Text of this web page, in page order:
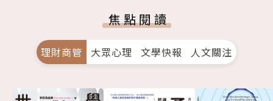
焦點閱讀
理財商管 大眾心理 文學快報 人文關注